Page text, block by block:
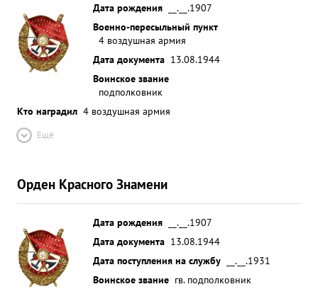
борьбе с германской фашистской армией. За
отличную организацию боевой работы полка по
по германского вительственной фашизма и
личную наградой боевую орденом работу
ЛЕНИНА. тов.Соколов достоин разгрому
награждения ...»
Дата рождения
__.__.1907
Военно-пересыльный пункт
4 воздушная армия
Дата документа 13.08.1944
Воинское звание
подполковник
Кто наградил 4 воздушная армия
Ещё
Орден Красного Знамени
Дата рождения
__.__.1907
Дата документа 13.08.1944
Дата поступления на службу
__.__.1931
Воинское звание гв. подполковник